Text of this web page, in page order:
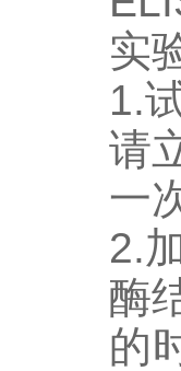
实
1.
请
一
2.
酶
的